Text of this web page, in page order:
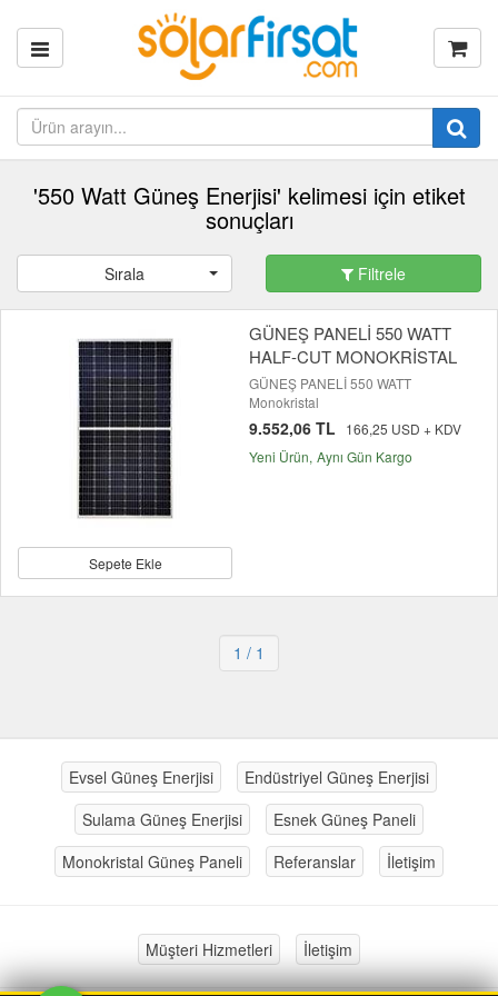
'550 Watt Güneş Enerjisi' kelimesi için etiket
sonuçları
Sırala Filtrele
Sepete Ekle
GÜNEŞ PANELİ 550 WATT
HALF-CUT MONOKRİSTAL
GÜNEŞ PANELİ 550 WATT
Monokristal
9.552,06 TL
166,25 USD + KDV
Yeni Ürün Aynı Gün Kargo
1 / 1
Evsel Güneş Enerjisi
Endüstriyel Güneş Enerjisi
Sulama Güneş Enerjisi
Esnek Güneş Paneli
Monokristal Güneş Paneli
Referanslar İletişim
Müşteri Hizmetleri İletişim